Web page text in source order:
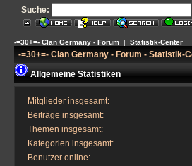
Suche:
-=30+=- Clan Germany - Forum | Statistik-Center
-=30+=- Clan Germany - Forum - Statistik-
Allgemeine Statistiken
Mitglieder insgesamt:
Beiträge insgesamt:
Themen insgesamt:
Kategorien insgesamt:
Benutzer online: